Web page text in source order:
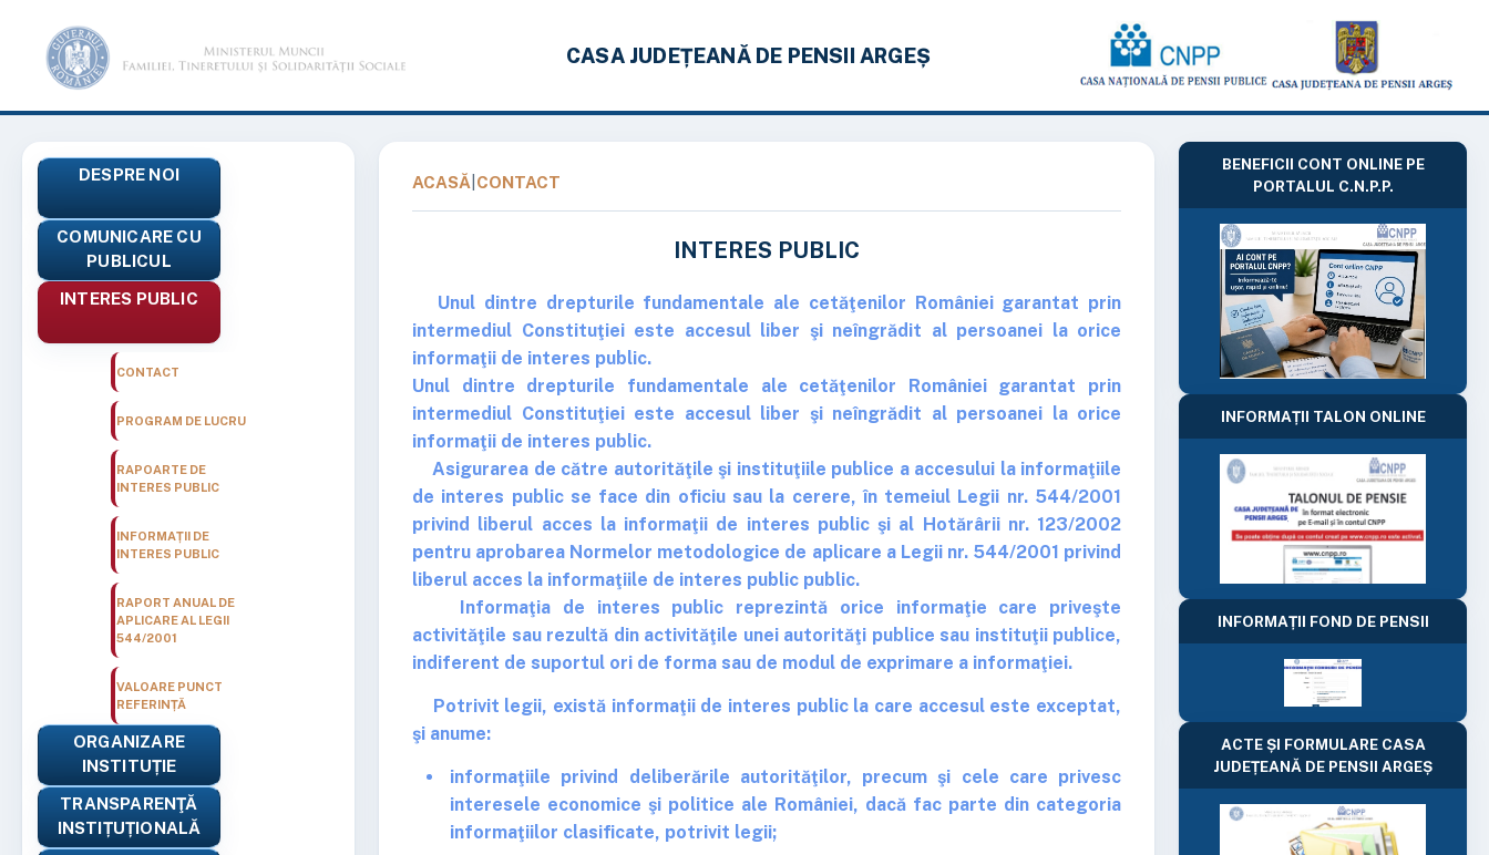
CASA JUDEȚEANĂ DE PENSII ARGEȘ
DESPRE NOI
COMUNICARE CU
PUBLICUL
INTERES PUBLIC
CONTACT
PROGRAM DE LUCRU
RAPOARTE DE
INTERES PUBLIC
INFORMAȚII DE
INTERES PUBLIC
RAPORT ANUAL DE
APLICARE AL LEGII
544/2001
VALOARE PUNCT
REFERINȚĂ
ORGANIZARE
INSTITUȚIE
TRANSPARENŢĂ
INSTIȚUȚIONALĂ
ACASĂ CONTACT
INTERES PUBLIC
Unul dintre drepturile fundamentale ale cetăţenilor României garantat prin
intermediul Constituţiei este accesul liber şi neîngrădit al persoanei la orice
informaţii de interes public.
Unul dintre drepturile fundamentale ale cetăţenilor României garantat prin
intermediul Constituţiei este accesul liber şi neîngrădit al persoanei la orice
informaţii de interes public.
Asigurarea de către autorităţile şi instituţiile publice a accesului la informaţiile
de interes public se face din oficiu sau la cerere, în temeiul Legii nr. 544/2001
privind liberul acces la informaţii de interes public şi al Hotărârii nr. 123/2002
pentru aprobarea Normelor metodologice de aplicare a Legii nr. 544/2001 privind
liberul acces la informaţiile de interes public public.
Informaţia de interes public reprezintă orice informaţie care priveşte
activităţile sau rezultă din activităţile unei autorităţi publice sau instituţii publice,
indiferent de suportul ori de forma sau de modul de exprimare a informaţiei.
Potrivit legii, există informaţii de interes public la care accesul este exceptat,
şi anume:
informaţiile privind deliberările autorităţilor, precum şi cele care privesc
interesele economice şi politice ale României, dacă fac parte din categoria
informaţiilor clasificate, potrivit legii;
BENEFICII CONT ONLINE PE
PORTALUL C.N.P.P.
INFORMAȚII TALON ONLINE
INFORMAȚII FOND DE PENSII
ACTE ȘI FORMULARE CASA
JUDEȚEANĂ DE PENSII ARGEȘ